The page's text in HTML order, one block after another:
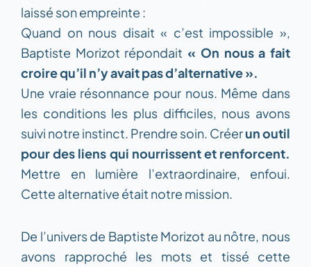
laissé son empreinte :
Quand on nous disait « c’est impossible »,
Baptiste Morizot répondait « On nous a fait
croire qu’il n’y avait pas d’alternative ».
Une vraie résonnance pour nous. Même dans
les conditions les plus difficiles, nous avons
suivi notre instinct. Prendre soin. Créerun outil
pour des liens qui nourrissent et renforcent.
Mettre en lumière l’extraordinaire, enfoui.
Cette alternative était notre mission.
De l’univers de Baptiste Morizot au nôtre, nous
avons rapproché les mots et tissé cette